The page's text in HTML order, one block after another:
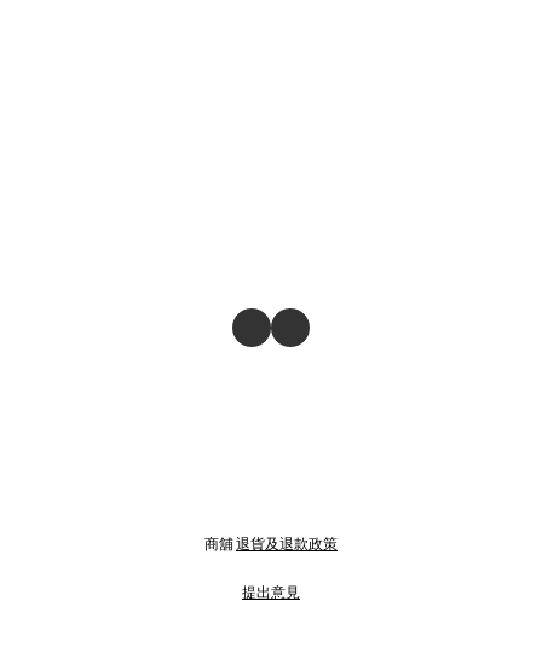
商舖退貨及退款政策
提出意見